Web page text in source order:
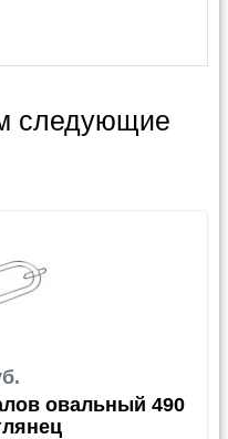
следующие
овальный 490